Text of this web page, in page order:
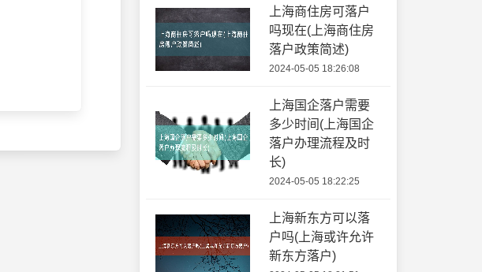
上海商住房可落户
吗现在(上海商住房
落户政策简述)
2024-05-05 18:26:08
上海国企落户需要
多少时间(上海国企
落户办理流程及时
长)
2024-05-05 18:22:25
上海新东方可以落
户吗(上海或许允许
新东方落户)